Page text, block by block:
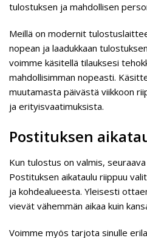
tulostuksen ja mahdollisen
Meillä on modernit
nopean ja laadukkaan
voimme käsitellä tilauksesi
mahdollisimman nopeasti.
muutamasta päivästä viikkoon
ja erityisvaatimuksista.
Postituksen
Kun tulostus on valmis,
Postituksen aikataulu riippuu
ja kohdealueesta. Yleisesti
vievät vähemmän aikaa kuin
Voimme myös tarjota sinulle